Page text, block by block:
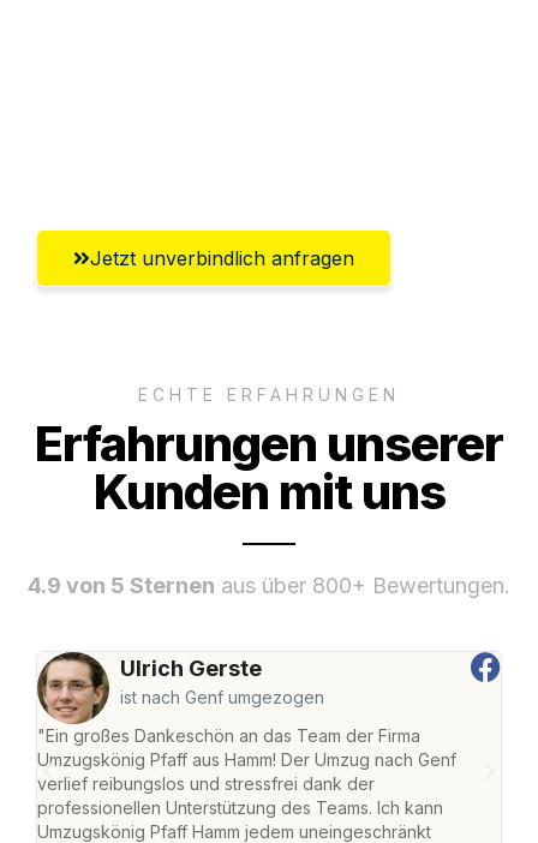
Jetzt unverbindlich anfragen
ECHTE ERFAHRUNGEN
Erfahrungen unserer
Kunden mit uns
4.9 von 5 Sternen aus über 800+ Bewertungen.
Ulrich Gerste
ist nach Genf umgezogen
"Ein großes Dankeschön an das Team der Firma
Umzugskönig Pfaff aus Hamm! Der Umzug nach Genf
verlief reibungslos und stressfrei dank der
professionellen Unterstützung des Teams. Ich kann
Umzugskönig Pfaff Hamm jedem uneingeschränkt